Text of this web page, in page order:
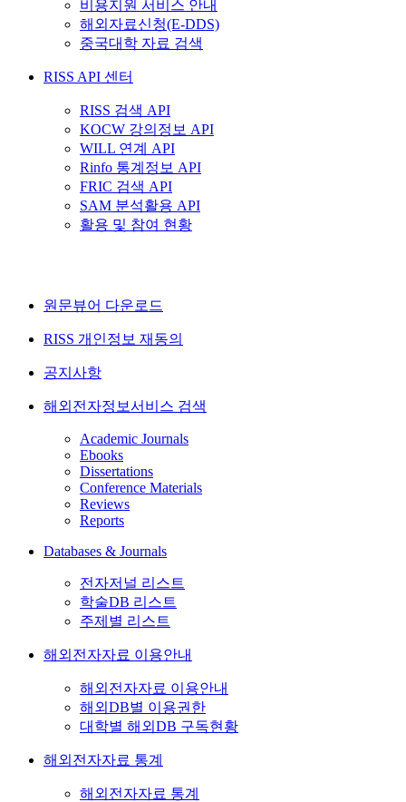
비용지원 서비스 안내
해외자료신청(E-DDS)
중국대학 자료 검색
RISS API 센터
RISS 검색 API
KOCW 강의정보 API
WILL 연계 API
Rinfo 통계정보 API
FRIC 검색 API
SAM 분석활용 API
활용 및 참여 현황
원문뷰어 다운로드
RISS 개인정보 재동의
공지사항
해외전자정보서비스 검색
Academic Journals
Ebooks
Dissertations
Conference Materials
Reviews
Reports
Databases & Journals
전자저널 리스트
학술DB 리스트
주제별 리스트
해외전자자료 이용안내
해외전자자료 이용안내
해외DB별 이용권한
대학별 해외DB 구독현황
해외전자자료 통계
해외전자자료 통계